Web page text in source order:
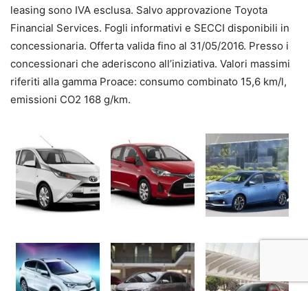
leasing sono IVA esclusa. Salvo approvazione Toyota
Financial Services. Fogli informativi e SECCI disponibili in
concessionaria. Offerta valida fino al 31/05/2016. Presso i
concessionari che aderiscono all’iniziativa. Valori massimi
riferiti alla gamma Proace: consumo combinato 15,6 km/l,
emissioni CO2 168 g/km.